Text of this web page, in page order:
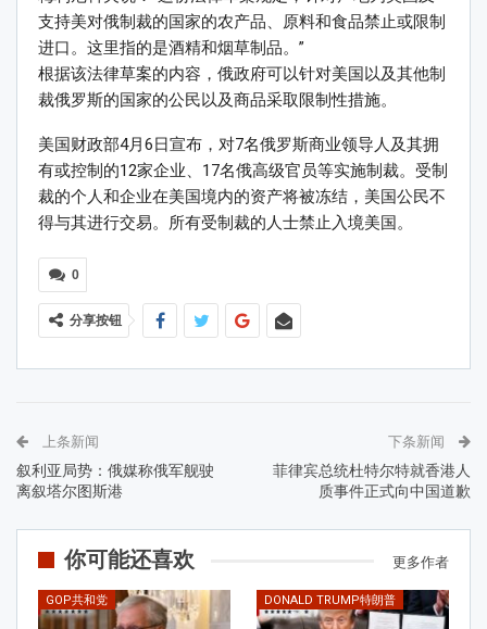
支持美对俄制裁的国家的农产品、原料和食品禁止或限制
进口。这里指的是酒精和烟草制品。”
根据该法律草案的内容，俄政府可以针对美国以及其他制
裁俄罗斯的国家的公民以及商品采取限制性措施。
美国财政部4月6日宣布，对7名俄罗斯商业领导人及其拥
有或控制的12家企业、17名俄高级官员等实施制裁。受制
裁的个人和企业在美国境内的资产将被冻结，美国公民不
得与其进行交易。所有受制裁的人士禁止入境美国。
0
分享按钮
上条新闻
叙利亚局势：俄媒称俄军舰驶
离叙塔尔图斯港
下条新闻
菲律宾总统杜特尔特就香港人
质事件正式向中国道歉
你可能还喜欢 更多作者
GOP共和党 DONALD TRUMP特朗普